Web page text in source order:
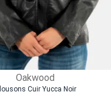
Oakwood
Cuir Yucca Noir